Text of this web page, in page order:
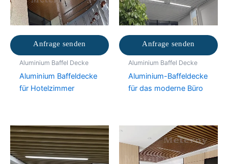
Anfrage senden
Aluminium Baffel Decke
Aluminium Baffeldecke
für Hotelzimmer
Anfrage senden
Aluminium Baffel Decke
Aluminium-Baffeldecke
für das moderne Büro